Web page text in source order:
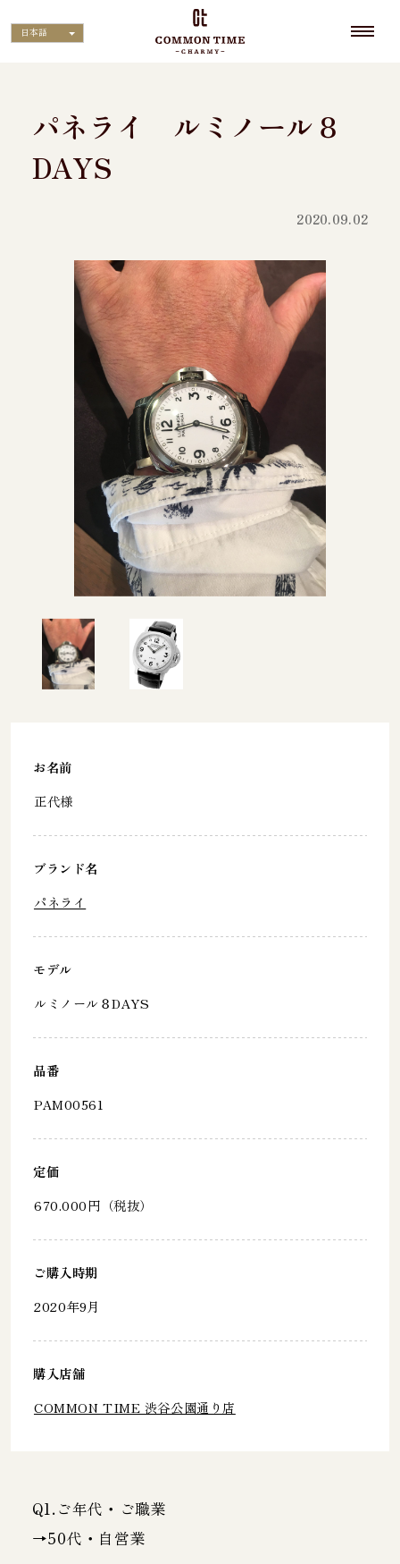
日本語
パネライ ルミノール８
DAYS
2020.09.02
お名前
正代様
ブランド名
パネライ
モデル
ルミノール８DAYS
品番
PAM00561
定価
670.000円（税抜）
ご購入時期
2020年9月
購入店舗
COMMON TIME 渋谷公園通り店
Q1.ご年代・ご職業
→50代・自営業